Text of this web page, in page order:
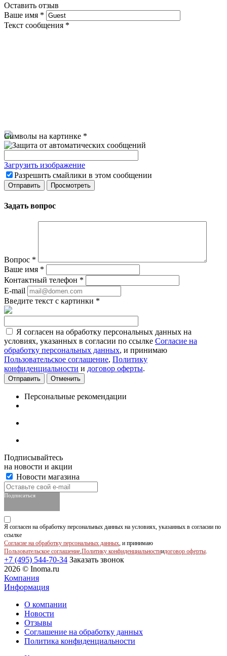
Оставить отзыв
Ваше имя *
Текст сообщения *
Символы на картинке *
Загрузить изображение
Разрешить смайлики в этом сообщении
Задать вопрос
Вопрос *
Ваше имя *
Контактный телефон *
E-mail
Введите текст с картинки *
Я согласен на обработку персональных данных на
условиях, указанных в согласии по ссылке Согласие на
обработку персональных данных, и принимаю
Пользовательское соглашение, Политику
конфиденциальности и договор оферты.
Отменить
Персональные рекомендации
Подписывайтесь
на новости и акции
Новости магазина
Подписаться
Я согласен на обработку персональных данных на условиях, указанных в согласии по
ссылке
Согласие на обработку персональных данных, и принимаю
Пользовательское соглашение,Политику конфиденциальностиидоговор оферты.
+7 (495) 544-70-34 Заказать звонок
2026 © Inoma.ru
Компания
Информация
О компании
Новости
Отзывы
Соглашение на обработку данных
Политика конфиденциальности